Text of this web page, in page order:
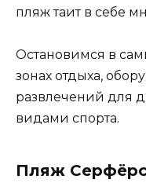
пляж таит в себе
Остановимся в
зонах отдыха,
развлечений для
видами спорта.
Пляж